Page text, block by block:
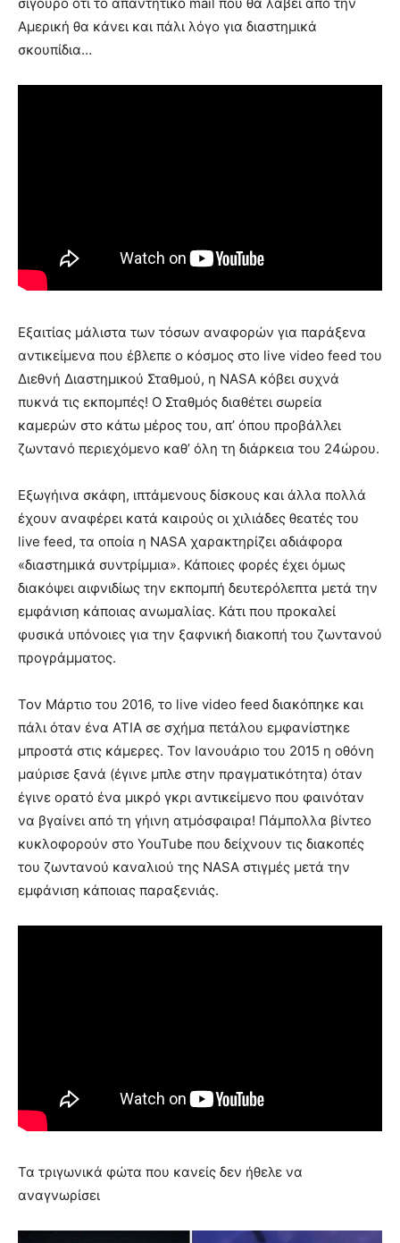
σίγουρο ότι το απαντητικό mail που θα λάβει από την
Αμερική θα κάνει και πάλι λόγο για διαστημικά
σκουπίδια…
Εξαιτίας μάλιστα των τόσων αναφορών για παράξενα
αντικείμενα που έβλεπε ο κόσμος στο live video feed του
Διεθνή Διαστημικού Σταθμού, η NASA κόβει συχνά
πυκνά τις εκπομπές! Ο Σταθμός διαθέτει σωρεία
καμερών στο κάτω μέρος του, απ’ όπου προβάλλει
ζωντανό περιεχόμενο καθ’ όλη τη διάρκεια του 24ώρου.
Εξωγήινα σκάφη, ιπτάμενους δίσκους και άλλα πολλά
έχουν αναφέρει κατά καιρούς οι χιλιάδες θεατές του
live feed, τα οποία η NASA χαρακτηρίζει αδιάφορα
«διαστημικά συντρίμμια». Κάποιες φορές έχει όμως
διακόψει αιφνιδίως την εκπομπή δευτερόλεπτα μετά την
εμφάνιση κάποιας ανωμαλίας. Κάτι που προκαλεί
φυσικά υπόνοιες για την ξαφνική διακοπή του ζωντανού
προγράμματος.
Τον Μάρτιο του 2016, το live video feed διακόπηκε και
πάλι όταν ένα ΑΤΙΑ σε σχήμα πετάλου εμφανίστηκε
μπροστά στις κάμερες. Τον Ιανουάριο του 2015 η οθόνη
μαύρισε ξανά (έγινε μπλε στην πραγματικότητα) όταν
έγινε ορατό ένα μικρό γκρι αντικείμενο που φαινόταν
να βγαίνει από τη γήινη ατμόσφαιρα! Πάμπολλα βίντεο
κυκλοφορούν στο YouTube που δείχνουν τις διακοπές
του ζωντανού καναλιού της NASA στιγμές μετά την
εμφάνιση κάποιας παραξενιάς.
Τα τριγωνικά φώτα που κανείς δεν ήθελε να
αναγνωρίσει